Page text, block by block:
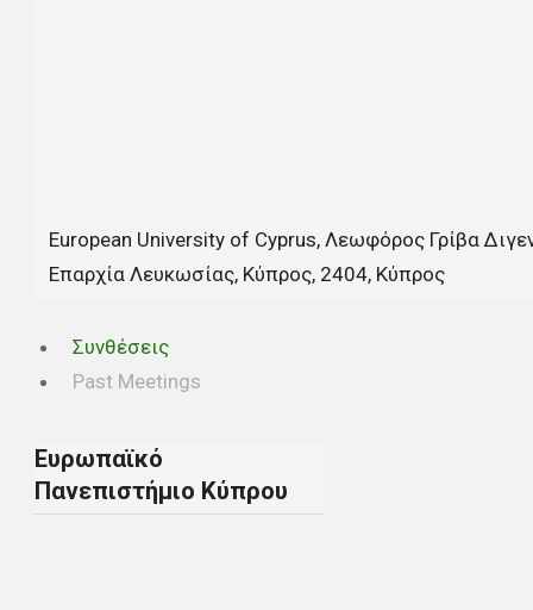
European University of Cyprus, Λεωφόρος Γρίβα
Επαρχία Λευκωσίας, Κύπρος, 2404, Κύπρος
Συνθέσεις
Past Meetings
Ευρωπαϊκό
Πανεπιστήμιο Κύπρου